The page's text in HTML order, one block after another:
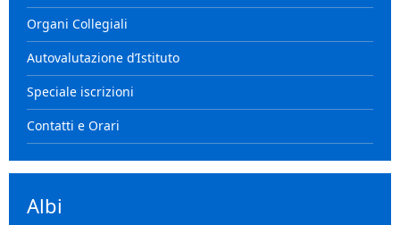
Organi Collegiali
Autovalutazione d’Istituto
Speciale iscrizioni
Contatti e Orari
Albi